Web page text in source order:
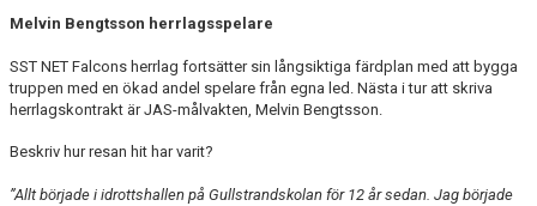
Melvin Bengtsson herrlagsspelare
SST NET Falcons herrlag fortsätter sin långsiktiga färdplan med att bygga
truppen med en ökad andel spelare från egna led. Nästa i tur att skriva
herrlagskontrakt är JAS-målvakten, Melvin Bengtsson.
Beskriv hur resan hit har varit?
”Allt började i idrottshallen på Gullstrandskolan för 12 år sedan. Jag började